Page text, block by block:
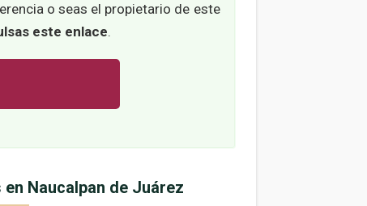
o seas el propietario de este
este enlace.
Naucalpan de Juárez